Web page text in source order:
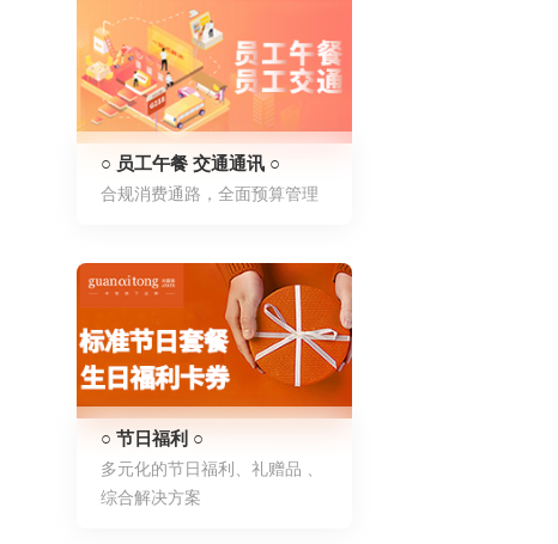
○ 员工午餐 交通通讯 ○
合规消费通路，全面预算管理
○ 节日福利 ○
多元化的节日福利、礼赠品 、
综合解决方案